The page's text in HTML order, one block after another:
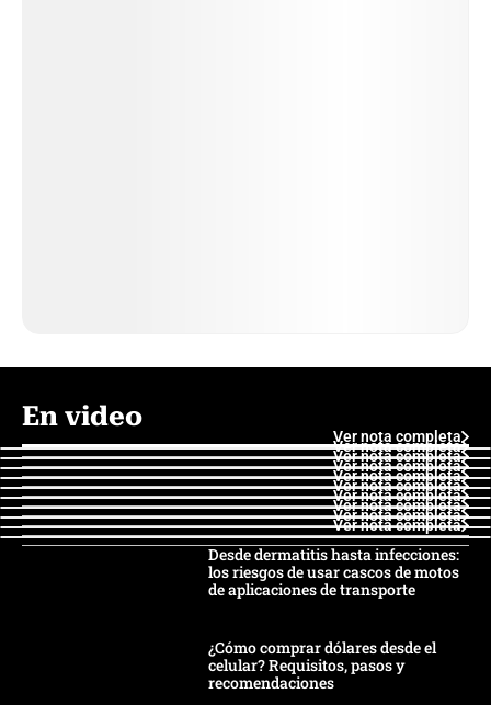
En video
Ver nota completa
Ver nota completa
Ver nota completa
Ver nota completa
Ver nota completa
Ver nota completa
Ver nota completa
Ver nota completa
Ver nota completa
Ver nota completa
Desde dermatitis hasta infecciones:
los riesgos de usar cascos de motos
de aplicaciones de transporte
¿Cómo comprar dólares desde el
celular? Requisitos, pasos y
recomendaciones